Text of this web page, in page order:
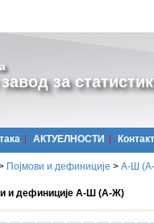
за
АКТУЕЛНОСТИ Контакт
Појмови и дефиниције > А-Ш
и дефиниције А-Ш (А-Ж)